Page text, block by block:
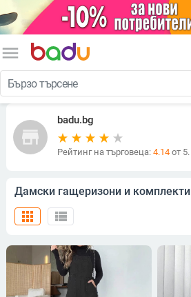
menu
store
badu.bg
Рейтинг на търговеца: 4.14от 5.
Дамски гащеризони и комплекти
view_list
apps